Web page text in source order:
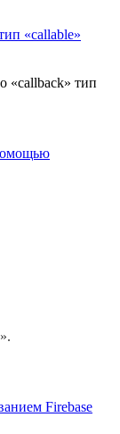
«callable»
«callback» тип
Firebase